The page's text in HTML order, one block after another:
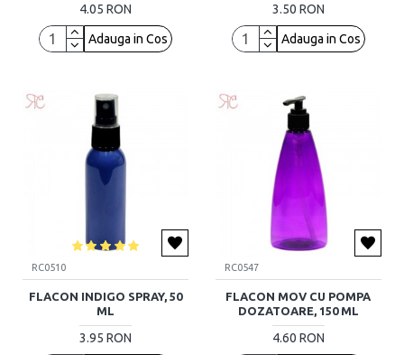
4.05 RON
Adauga in Cos
3.50 RON
Adauga in Cos
RC0510
FLACON INDIGO SPRAY, 50
ML
3.95 RON
RC0547
FLACON MOV CU POMPA
DOZATOARE, 150 ML
4.60 RON